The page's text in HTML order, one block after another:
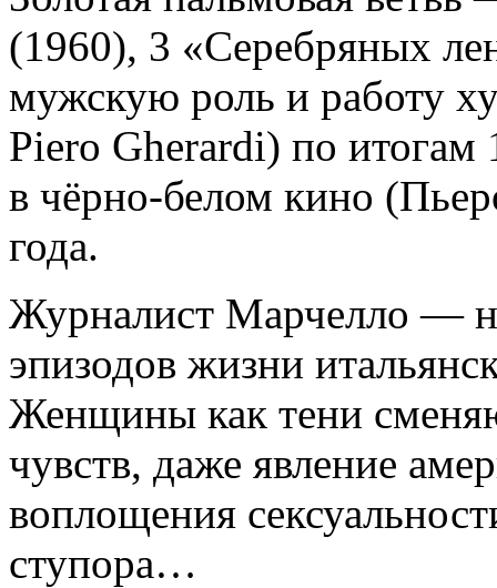
(1960), 3 «Серебряных
мужскую роль и работу
Piero Gherardi) по итогам
в чёрно-белом кино
года.
Журналист Марчелло —
эпизодов жизни
Женщины как тени
чувств, даже явление
воплощения
ступора…